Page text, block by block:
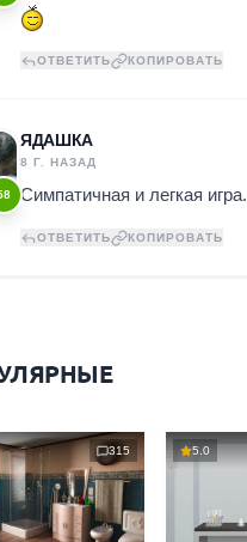
ОТВЕТИТЬ КОПИРОВАТЬ
ЯДАШКА
8 Г. НАЗАД
Симпатичная и легкая игра.
ОТВЕТИТЬ КОПИРОВАТЬ
315 5.0